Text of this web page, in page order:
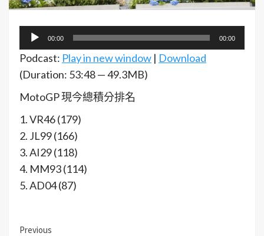
訊
播
放
器
00:00 00:00
Podcast: Play in new window | Download
(Duration: 53:48 — 49.3MB)
MotoGP 現今總積分排名
1. VR46 (179)
2. JL99 (166)
3. AI29 (118)
4. MM93 (114)
5. AD04 (87)
Previous